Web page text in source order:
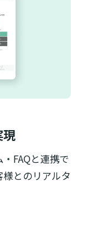
現
FAQと連携で
とのリアルタ